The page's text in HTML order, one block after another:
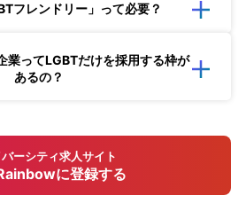
フレンドリー」って必要？
業ってLGBTだけを採用する枠が
あるの？
ーシティ求人サイト
に登録する